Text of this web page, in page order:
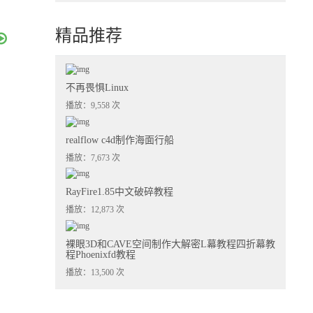
精品推荐
不再畏惧Linux
播放：9,558 次
realflow c4d制作海面行船
播放：7,673 次
RayFire1.85中文破碎教程
播放：12,873 次
裸眼3D和CAVE空间制作大解密L幕教程四折幕教
程Phoenixfd教程
播放：13,500 次